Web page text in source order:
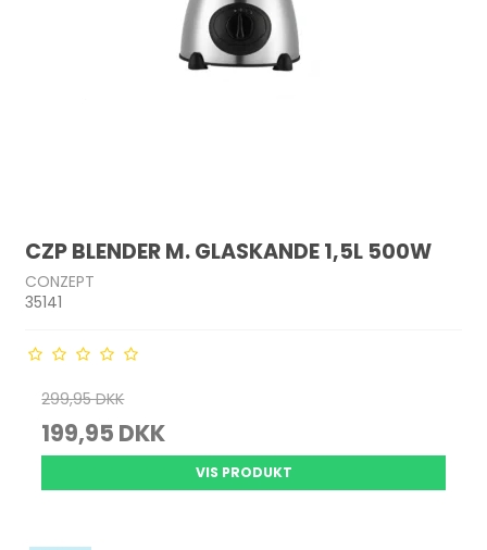
CZP BLENDER M. GLASKANDE 1,5L 500W
CONZEPT
35141
299,95 DKK
199,95 DKK
VIS PRODUKT